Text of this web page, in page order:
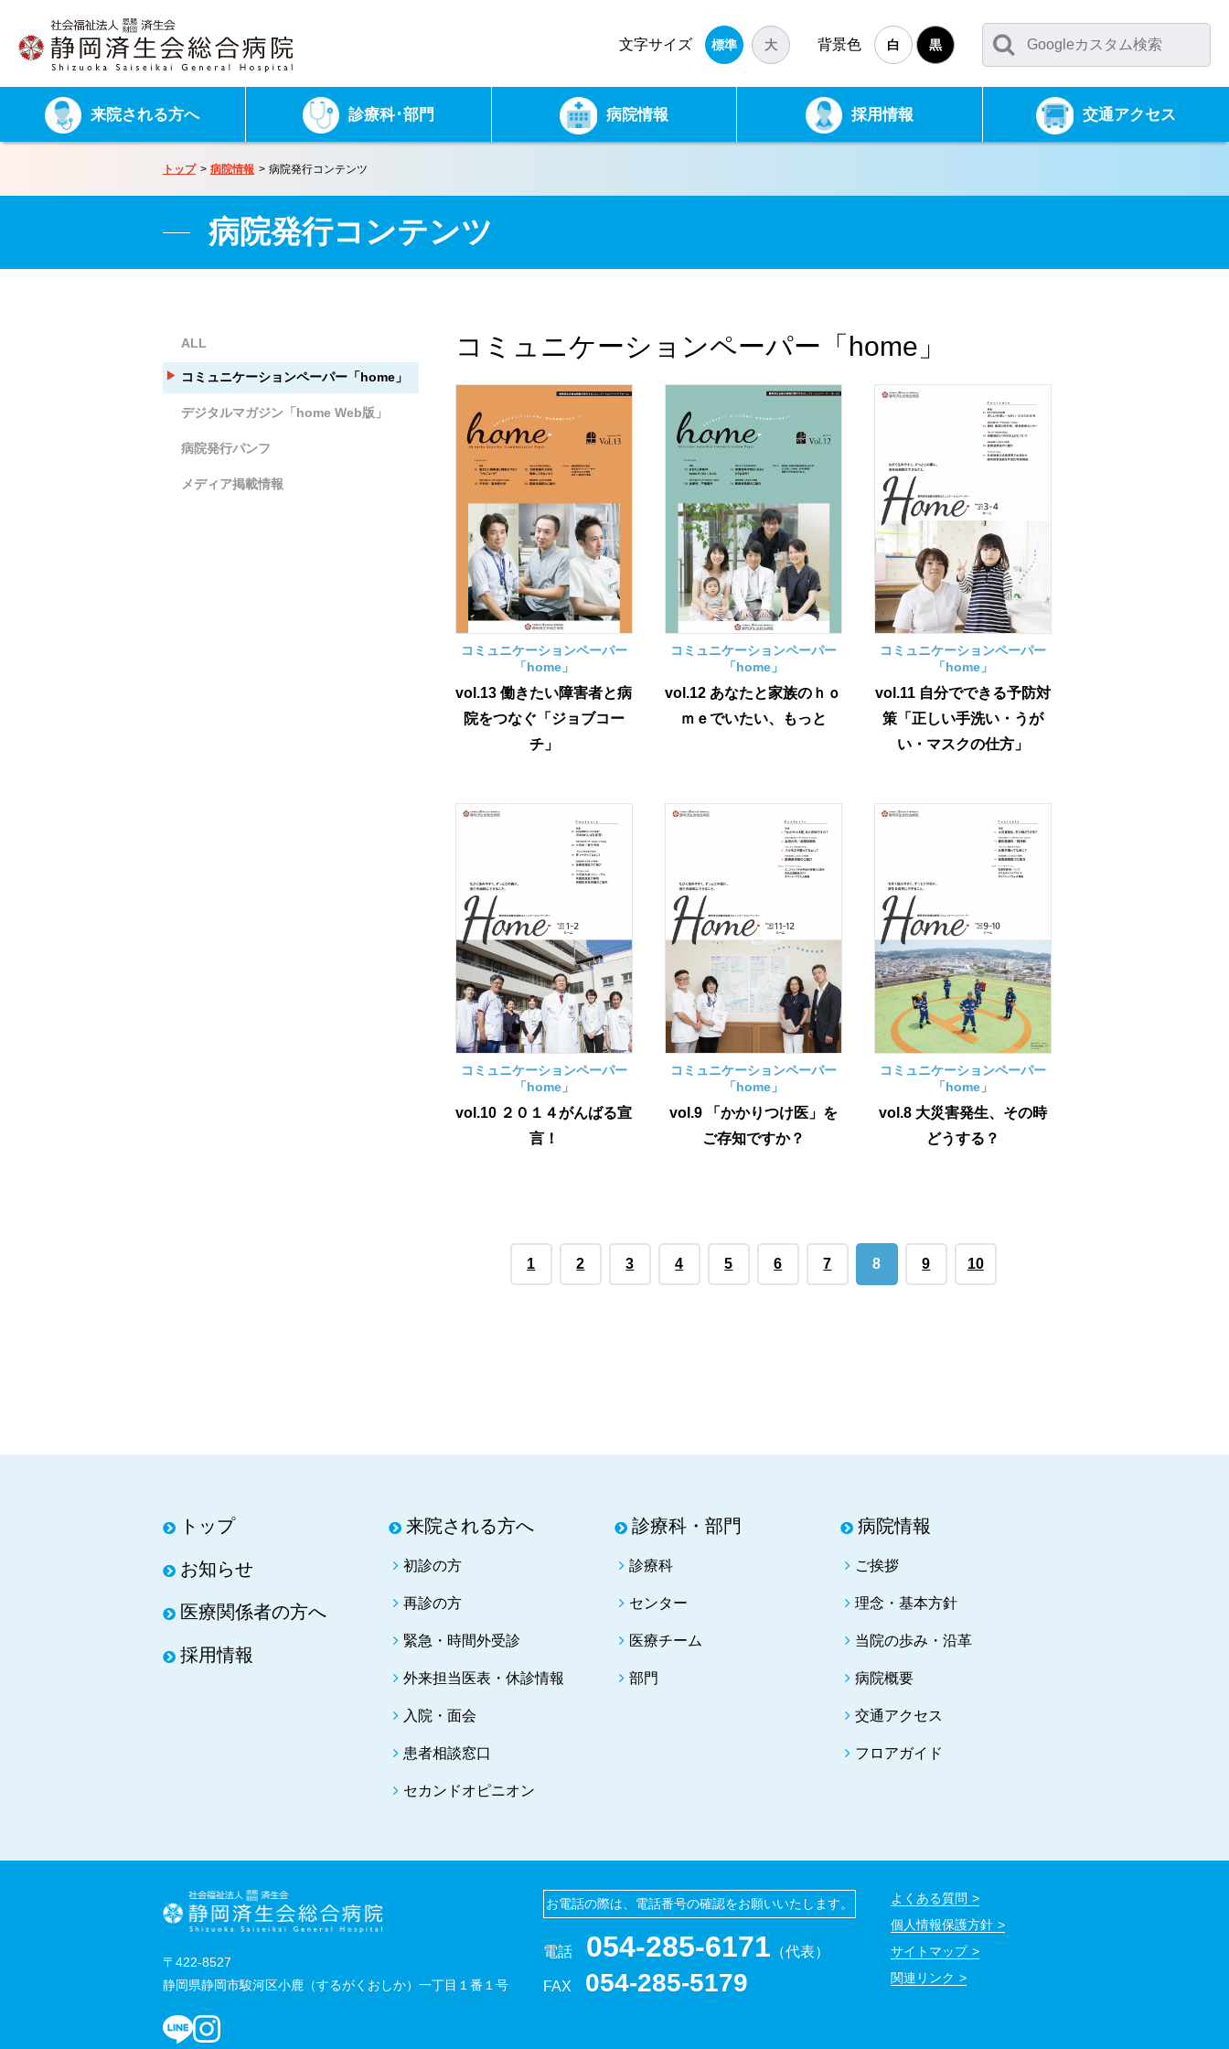
文字サイズ 標準 大 背景色 白 黒
来院される方へ 診療科･部門 病院情報 採用情報 交通アクセス
トップ 病院情報 病院発行コンテンツ
病院発行コンテンツ
コミュニケーションペーパー「home」
コミュニケーションペーパー
「home」
vol.13 働きたい障害者と病
院をつなぐ「ジョブコー
チ」
コミュニケーションペーパー
「home」
vol.12 あなたと家族のｈｏ
ｍｅでいたい、もっと
コミュニケーションペーパー
「home」
vol.11 自分でできる予防対
策「正しい手洗い・うが
い・マスクの仕方」
コミュニケーションペーパー
「home」
vol.10 ２０１４がんばる宣
言！
コミュニケーションペーパー
「home」
vol.9 「かかりつけ医」を
ご存知ですか？
コミュニケーションペーパー
「home」
vol.8 大災害発生、その時
どうする？
1 2 3 4 5 6 7 8 9 10
ALL
コミュニケーションペーパー「home」
デジタルマガジン「home Web版」
病院発行パンフ
メディア掲載情報
トップ
お知らせ
医療関係者の方へ
採用情報
来院される方へ
初診の方
再診の方
緊急・時間外受診
外来担当医表・休診情報
入院・面会
患者相談窓口
セカンドオピニオン
診療科・部門
診療科
センター
医療チーム
部門
病院情報
ご挨拶
理念・基本方針
当院の歩み・沿革
病院概要
交通アクセス
フロアガイド
〒422-8527
静岡県静岡市駿河区小鹿（するがくおしか）一丁目１番１号
お電話の際は、電話番号の確認をお願いいたします。
電話 054-285-6171 （代表）
FAX 054-285-5179
よくある質問
個人情報保護方針
サイトマップ
関連リンク